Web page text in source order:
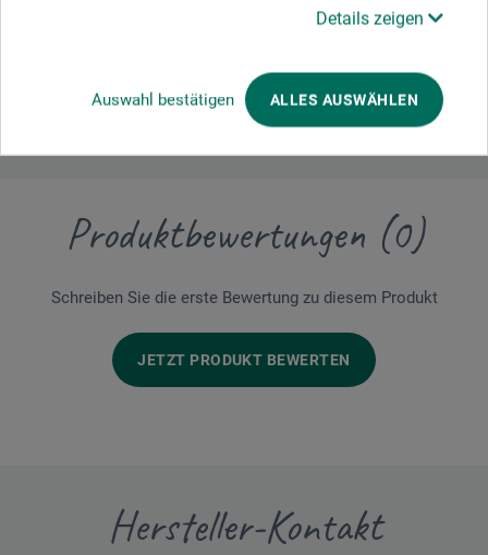
Details zeigen
Auswahl bestätigen ALLES AUSWÄHLEN
Produktbewertungen (0)
Schreiben Sie die erste Bewertung zu diesem Produkt
JETZT PRODUKT BEWERTEN
Hersteller-Kontakt